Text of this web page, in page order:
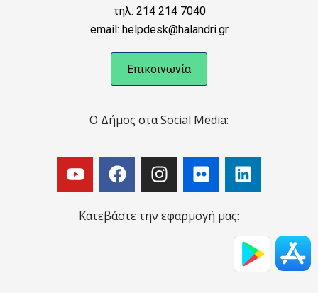
τηλ: 214 214 7040
email: helpdesk@halandri.gr
Επικοινωνία
Ο Δήμος στα Social Media:
Κατεβάστε την εφαρμογή μας: